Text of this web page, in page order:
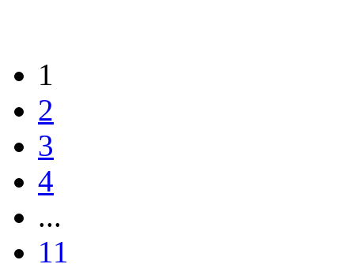
1
2
3
4
...
11